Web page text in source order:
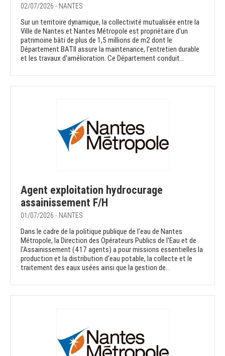
02/07/2026 - NANTES
Sur un territoire dynamique, la collectivité mutualisée entre la
Ville de Nantes et Nantes Métropole est propriétaire d'un
patrimoine bâti de plus de 1,5 millions de m2 dont le
Département BATII assure la maintenance, l'entretien durable
et les travaux d'amélioration. Ce Département conduit...
Agent exploitation hydrocurage
assainissement F/H
01/07/2026 - NANTES
Dans le cadre de la politique publique de l'eau de Nantes
Métropole, la Direction des Opérateurs Publics de l'Eau et de
l'Assainissement (417 agents) a pour missions essentielles la
production et la distribution d'eau potable, la collecte et le
traitement des eaux usées ainsi que la gestion de...